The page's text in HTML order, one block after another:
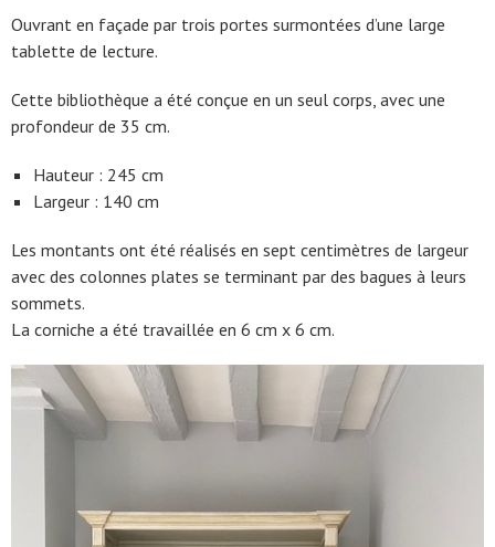
Ouvrant en façade par trois portes surmontées d’une large
tablette de lecture.
Cette bibliothèque a été conçue en un seul corps, avec une
profondeur de 35 cm.
Hauteur : 245 cm
Largeur : 140 cm
Les montants ont été réalisés en sept centimètres de largeur
avec des colonnes plates se terminant par des bagues à leurs
sommets.
La corniche a été travaillée en 6 cm x 6 cm.